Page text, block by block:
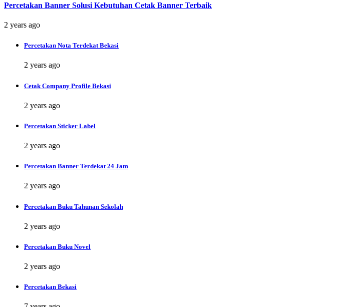
Percetakan Banner Solusi Kebutuhan Cetak Banner Terbaik
2 years ago
Percetakan Nota Terdekat Bekasi
2 years ago
Cetak Company Profile Bekasi
2 years ago
Percetakan Sticker Label
2 years ago
Percetakan Banner Terdekat 24 Jam
2 years ago
Percetakan Buku Tahunan Sekolah
2 years ago
Percetakan Buku Novel
2 years ago
Percetakan Bekasi